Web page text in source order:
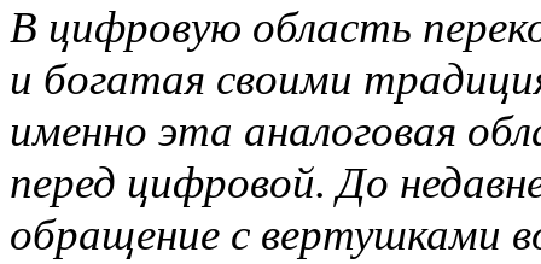
В цифровую область
и богатая своими
именно эта аналоговая
перед цифровой. До
обращение с вертушками